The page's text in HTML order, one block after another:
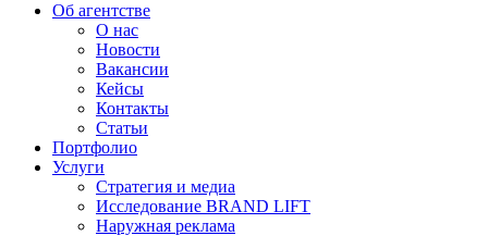
Об агентстве
О нас
Новости
Вакансии
Кейсы
Контакты
Статьи
Портфолио
Услуги
Стратегия и медиа
Исследование BRAND LIFT
Наружная реклама